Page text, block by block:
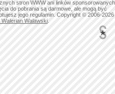
stron WWW ani linków sponsorowanych
do pobrania są darmowe, ale mogą być
jego regulamin. Copyright © 2006-2026
Walerian Walawski